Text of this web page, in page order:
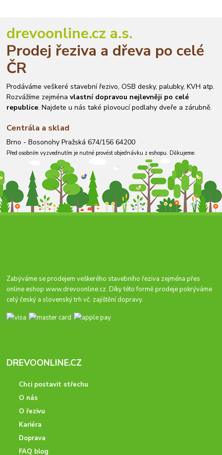
drevoonline.cz a.s.
Prodej řeziva a dřeva po celé
ČR
Prodáváme veškeré stavební řezivo, OSB desky, palubky, KVH atp.
Rozvážíme zejménavlastní dopravou nejlevněji po celé
republice. Najdete u nás také plovoucí podlahy dveře a zárubně.
Centrála a sklad
Brno - Bosonohy Pražská 674/156 64200
Před osobním vyzvednutím je nutné provést objednávku z eshopu. Děkujeme.
Zabýváme se prodejem veškerého stavebního řeziva zejména přes
online eshopwww.drevoonline.cz. Díky této formě prodeje pokrýváme
celý český a slovenský trh vč. zajištění dopravy.
DREVOONLINE.CZ
Chci postavit střechu
O nás
O řezivu
Kariéra
Doprava
FAQ blog